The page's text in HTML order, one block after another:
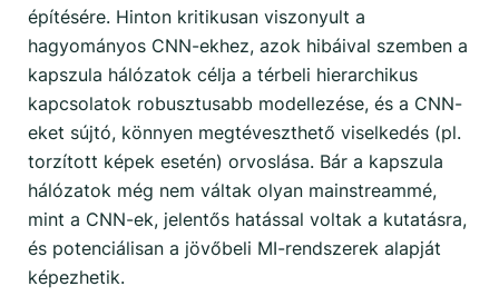
építésére. Hinton kritikusan viszonyult a
hagyományos CNN-ekhez, azok hibáival szemben a
kapszula hálózatok célja a térbeli hierarchikus
kapcsolatok robusztusabb modellezése, és a CNN-
eket sújtó, könnyen megtéveszthető viselkedés (pl.
torzított képek esetén) orvoslása. Bár a kapszula
hálózatok még nem váltak olyan mainstreammé,
mint a CNN-ek, jelentős hatással voltak a kutatásra,
és potenciálisan a jövőbeli MI-rendszerek alapját
képezhetik.